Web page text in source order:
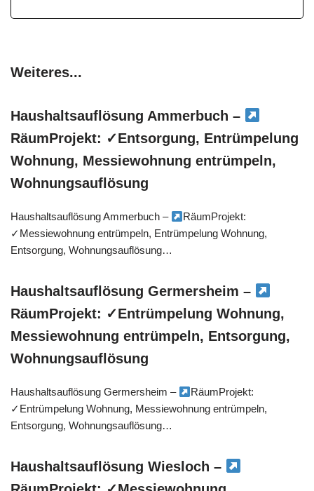
Weiteres...
Haushaltsauflösung Ammerbuch –
RäumProjekt: ✓Entsorgung, Entrümpelung
Wohnung, Messiewohnung entrümpeln,
Wohnungsauflösung
Haushaltsauflösung Ammerbuch –
RäumProjekt:
✓Messiewohnung entrümpeln, Entrümpelung Wohnung,
Entsorgung, Wohnungsauflösung…
Haushaltsauflösung Germersheim –
RäumProjekt: ✓Entrümpelung Wohnung,
Messiewohnung entrümpeln, Entsorgung,
Wohnungsauflösung
Haushaltsauflösung Germersheim –
RäumProjekt:
✓Entrümpelung Wohnung, Messiewohnung entrümpeln,
Entsorgung, Wohnungsauflösung…
Haushaltsauflösung Wiesloch –